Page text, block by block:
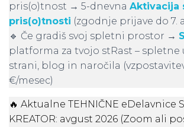
pris(o)tnost → 5-dnevna Aktivacija
pris(o)tnosti (zgodnje prijave do 7.
🔹 Če gradiš svoj spletni prostor →
platforma za tvojo stRast – spletne
strani, blog in naročila
€/mesec)
🔥 Aktualne TEHNIČNE eDelavnice
KREATOR: avgust 2026 (Zoom ali